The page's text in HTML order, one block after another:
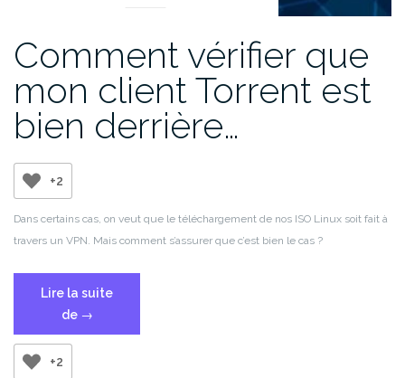
Comment vérifier que
mon client Torrent est
bien derrière…
+2
Dans certains cas, on veut que le téléchargement de nos ISO Linux soit fait à
travers un VPN. Mais comment s’assurer que c’est bien le cas ?
Lire la suite
de « Comment
vérifier
→
+2